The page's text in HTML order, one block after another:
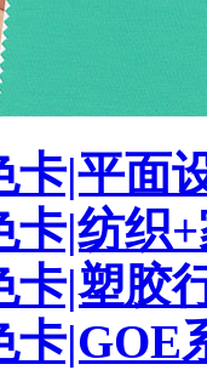
卡|平面
卡|纺织
卡|塑胶
卡|GOE